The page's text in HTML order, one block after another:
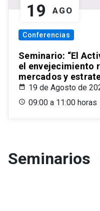
19 AGO
Conferencias
Seminario: “El
el envejecimiento
mercados y
19 de Agosto de
09:00 a 11:00 horas
Seminarios